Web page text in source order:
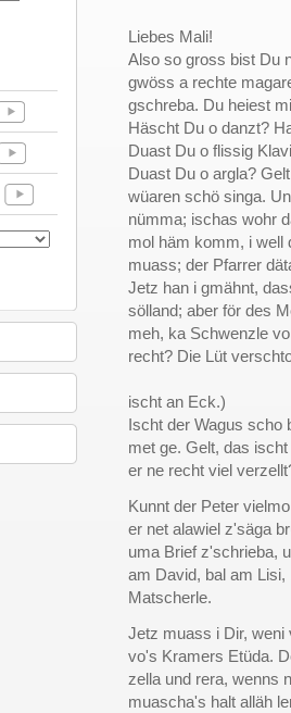
Liebes Mali!
Also so gross bist Du
gwöss a rechte
gschreba. Du heiest
Häscht Du o danzt?
Duast Du o flissig
Duast Du o argla?
wüaren schö singa.
nümma; ischas wohr
mol häm komm, i well
muass; der Pfarrer
Jetz han i gmähnt,
sölland; aber för des
meh, ka Schwenzle
recht? Die Lüt
ischt an Eck.)
Ischt der Wagus scho
met ge. Gelt, das
er ne recht viel
Kunnt der Peter
er net alawiel z'säga
uma Brief z'schrieba,
am David, bal am Lisi,
Matscherle.
Jetz muass i Dir, weni
vo's Kramers Etüda.
zella und rera, wenns
muascha's halt alläh